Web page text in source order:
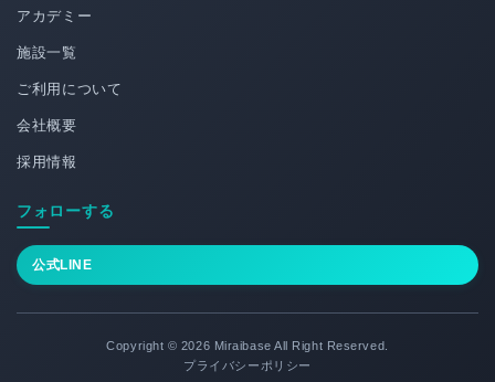
アカデミー
施設一覧
ご利用について
会社概要
採用情報
フォローする
公式LINE
Copyright © 2026 Miraibase All Right Reserved.
プライバシーポリシー